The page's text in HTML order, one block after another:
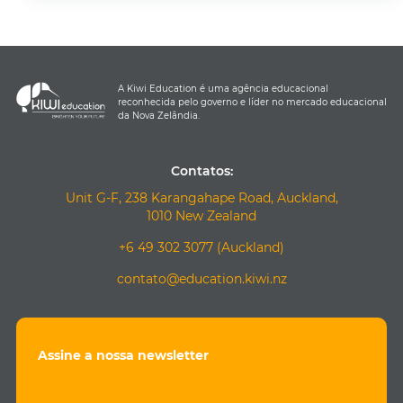
A Kiwi Education é uma agência educacional
reconhecida pelo governo e líder no mercado educacional
da Nova Zelândia.
Contatos:
Unit G-F, 238 Karangahape Road, Auckland,
1010 New Zealand
+6 49 302 3077 (Auckland)
contato@education.kiwi.nz
Assine a nossa newsletter